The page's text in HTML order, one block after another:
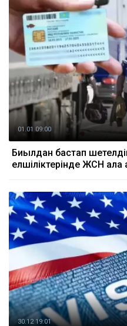
01.01 09:00
Биылдан бастап
елшіліктерінде ЖСН
30.12 19:01